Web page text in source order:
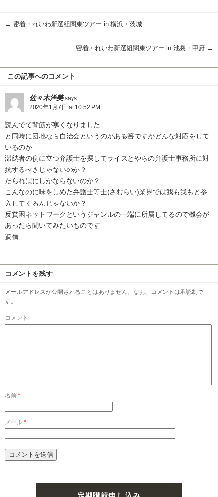
← 密着・れいわ新選組関東ツアー in 横浜・茨城
密着・れいわ新選組関東ツアー in 池袋・甲府 →
この記事へのコメント
佐々木洋美 says:
2020年1月7日 at 10:52 PM
読んでて背筋が寒くなりました
と同時に団地なら自治会というのがある筈ですがどんな対応をして
いるのか
滞納者の側に立つ弁護士を探してライズとやらの弁護士事務所に対
抗するべきじゃないのか？
たらればにしかならないのか？
こんなのに味をしめた弁護士等士(さむらい)業界では我も我もと参
入してくるんじゃないか？
反貧困ネットワークというジャンルの一端に所属してるので機会が
あったら聞いてみたいものです
返信
コメントを残す
メールアドレスが公開されることはありません。なお、コメントは承認制で
す。
コメント
名前 *
メール *
定期購読申し込み